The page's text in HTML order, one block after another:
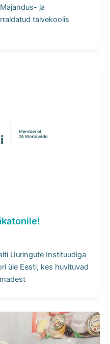
ja
talvekoolis
Uuringute Instituudiga
üle Eesti, kes huvituvad